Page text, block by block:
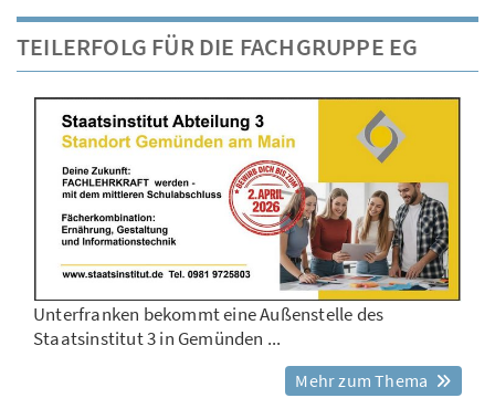
TEILERFOLG FÜR DIE FACHGRUPPE EG
Unterfranken bekommt eine Außenstelle des
Staatsinstitut 3 in Gemünden ...
Mehr zum Thema